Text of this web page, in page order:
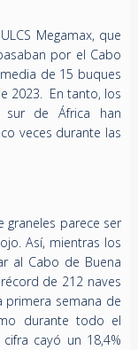
Megamax, que
por el Cabo
de 15 buques
2023. En tanto, los
sur de África han
veces durante las
graneles parece ser
Así, mientras los
al Cabo de Buena
de 212 naves
primera semana de
durante todo el
cayó un 18,4%